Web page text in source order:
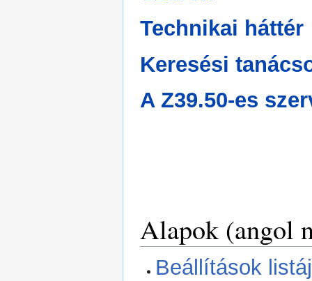
Technikai háttér
Keresési
A Z39.50-es
Alapok (angol
Beállítások